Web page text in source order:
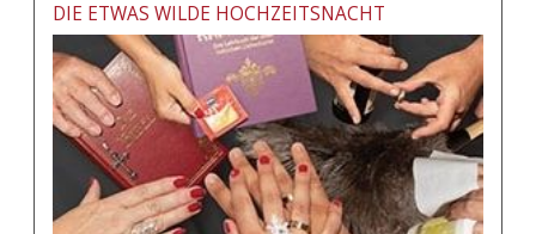
DIE ETWAS WILDE HOCHZEITSNACHT